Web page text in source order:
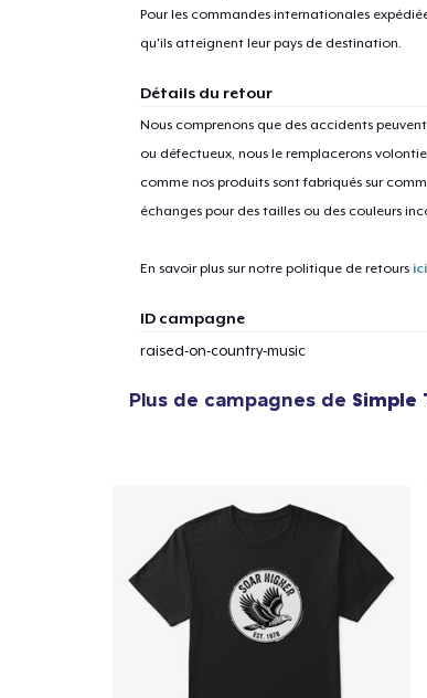
Pour les commandes internationales
qu'ils atteignent leur pays de destination.
Détails du retour
Nous comprenons que des accidents
ou défectueux, nous le remplacerons
comme nos produits sont fabriqués sur
échanges pour des tailles ou des couleurs
En savoir plus sur notre politique de retours ici
ID campagne
raised-on-country-music
Plus de campagnes de Simple